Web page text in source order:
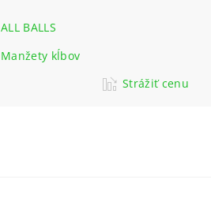
ALL BALLS
Manžety kĺbov
Strážiť cenu